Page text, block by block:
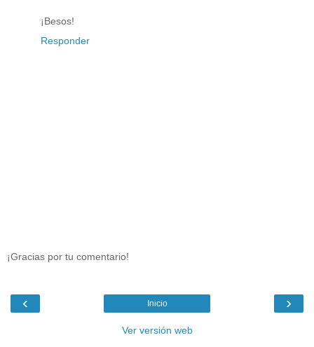
¡Besos!
Responder
¡Gracias por tu comentario!
‹ ›
Inicio
Ver versión web